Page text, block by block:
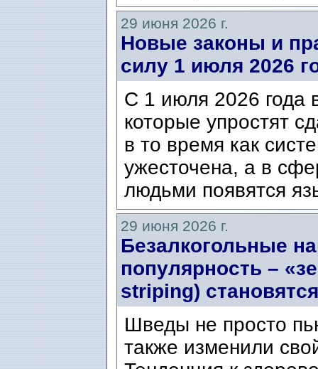
29 июня 2026 г.
Новые законы и
силу 1 июля 2026
С 1 июля 2026 года
которые упростят
в то время как
ужесточена, а в
людьми появятся
29 июня 2026 г.
Безалкогольные
популярность –
striping)
Шведы не просто
также изменили